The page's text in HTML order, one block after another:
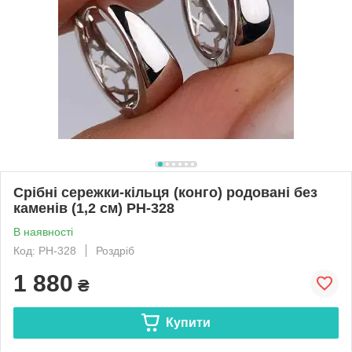
Срібні сережки-кільця (конго) родовані без
каменів (1,2 см) РН-328
В наявності
Код: РН-328
Роздріб
1 880 ₴
Купити